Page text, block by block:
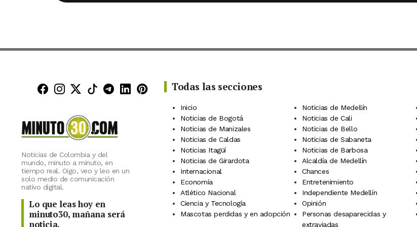
Minuto30 en Facebook
Minuto30 en Instagram
Minuto30 en X (Twitter)
Minuto30 en TikTok
Canal de Minuto30 en Telegram
Minuto30 en LinkedIn
Minuto30 en Pinterest
Noticias de Colombia y del
mundo, minuto a minuto, en
tiempo real. Oigo, veo y leo en un
solo medio de comunicación
nativo digital.
Lo que leas hoy en
minuto30, mañana será
noticia.
Todas las secciones
Inicio Noticias de Medellín
Noticias de Bogotá
Noticias de Cali
Noticias de Manizales
Noticias de Bello
Noticias de Caldas
Noticias de Sabaneta
Noticias Itagüí
Noticias de Barbosa
Noticias de Girardota
Alcaldía de Medellín
Internacional
Chances
Economía
Entretenimiento
Atlético Nacional
Independiente Medellín
Ciencia y Tecnología
Opinión
Mascotas perdidas y en adopción
Personas desaparecidas y
extraviadas